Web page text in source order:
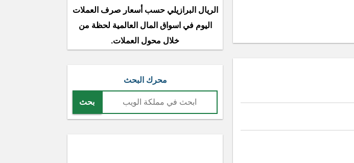
الريال البرازيلي حسب أسعار صرف العملات
اليوم في اسواق المال العالمية لحظة من
خلال محول العملات.
محرك البحث
بحث